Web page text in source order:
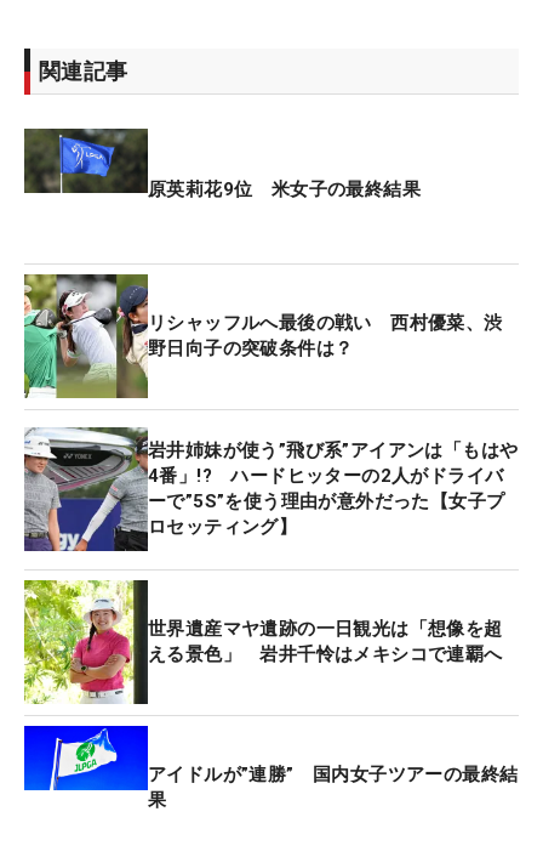
関連記事
原英莉花9位 米女子の最終結果
リシャッフルへ最後の戦い 西村優菜、渋
野日向子の突破条件は？
岩井姉妹が使う”飛び系”アイアンは「もはや
4番」!? ハードヒッターの2人がドライバ
ーで”5S”を使う理由が意外だった【女子プ
ロセッティング】
世界遺産マヤ遺跡の一日観光は「想像を超
える景色」 岩井千怜はメキシコで連覇へ
アイドルが”連勝” 国内女子ツアーの最終結
果